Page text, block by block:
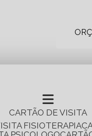
CARTÃO DE VISITA
FISIOTERAPIA